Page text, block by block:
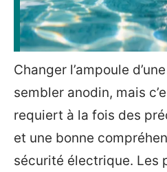
Changer l’ampoule
sembler anodin, mais
requiert à la fois des
et une bonne
sécurité électrique. Les